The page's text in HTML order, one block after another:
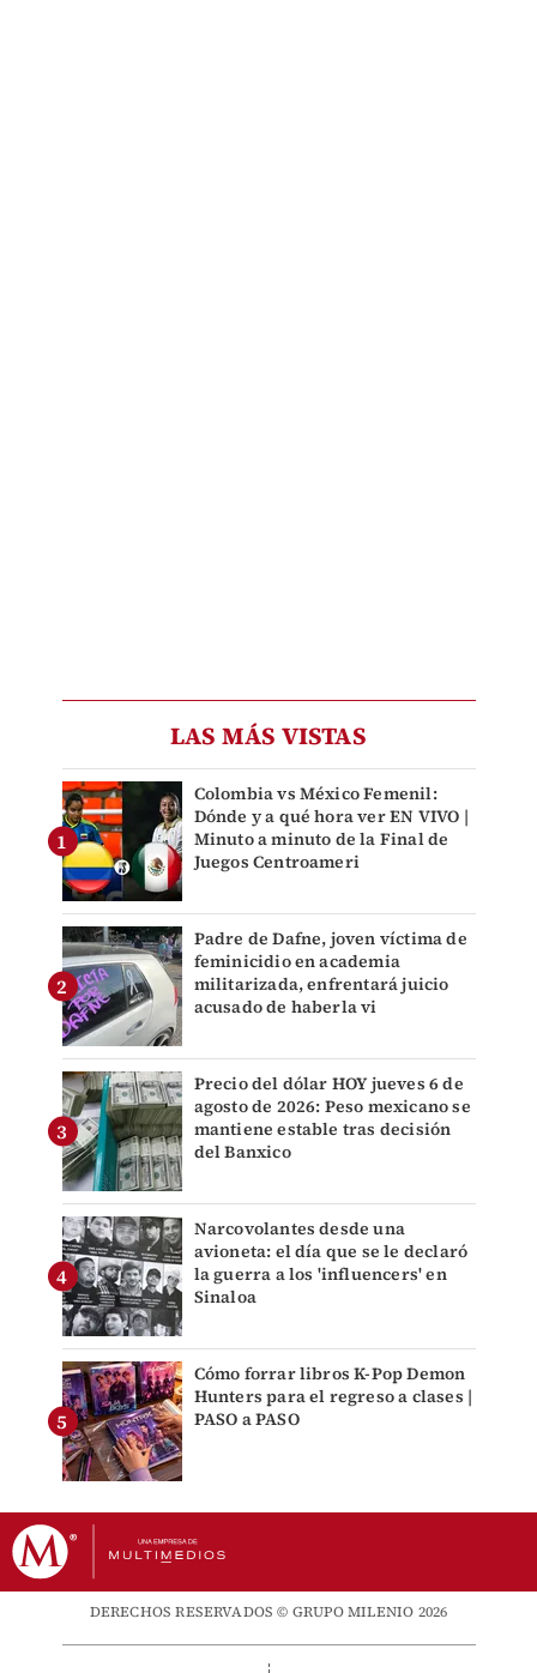
LAS MÁS VISTAS
Colombia vs México Femenil:
Dónde y a qué hora ver EN VIVO |
Minuto a minuto de la Final de
Juegos Centroameri
Padre de Dafne, joven víctima de
feminicidio en academia
militarizada, enfrentará juicio
acusado de haberla vi
Precio del dólar HOY jueves 6 de
agosto de 2026: Peso mexicano se
mantiene estable tras decisión
del Banxico
Narcovolantes desde una
avioneta: el día que se le declaró
la guerra a los 'influencers' en
Sinaloa
Cómo forrar libros K-Pop Demon
Hunters para el regreso a clases |
PASO a PASO
DERECHOS RESERVADOS © GRUPO MILENIO 2026